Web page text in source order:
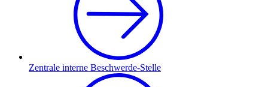
Zentrale interne Beschwerde-Stelle